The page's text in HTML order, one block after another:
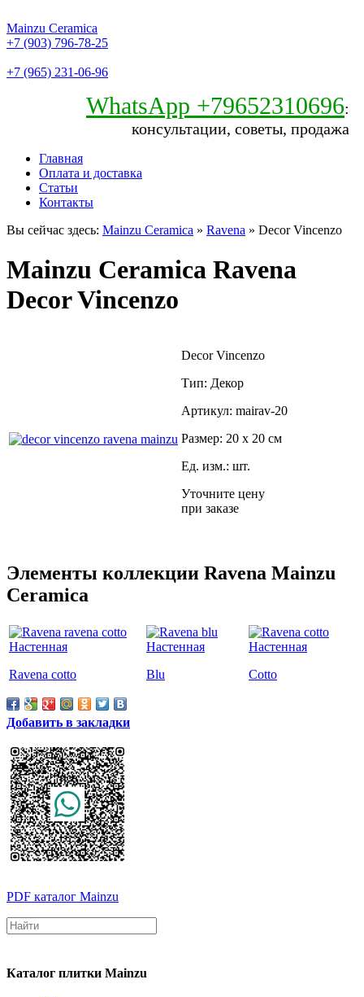
Mainzu Ceramica
+7 (903) 796-78-25
+7 (965) 231-06-96
WhatsApp +79652310696:
консультации, советы, продажа
Главная
Оплата и доставка
Статьи
Контакты
Вы сейчас здесь: Mainzu Ceramica » Ravena » Decor Vincenzo
Mainzu Ceramica Ravena
Decor Vincenzo
Decor Vincenzo
Тип: Декор
Артикул: mairav-20
Размер: 20 x 20 см
Ед. изм.: шт.
Уточните цену
при заказе
Элементы коллекции Ravena Mainzu
Ceramica
Ravena cotto Blu Cotto
Добавить в закладки
PDF каталог Mainzu
Каталог плитки Mainzu